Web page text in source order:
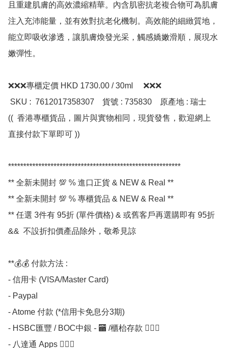
且重建肌膚的高效濃縮精華。內含肌密抗老複合物可為肌膚
注入充沛能量，並有效對抗老化機制。高效能的細緻質地，
能立即吸收滲透，讓肌膚煥發光采，觸感嬌嫩滑順，展現水
嫩彈性。
❌❌❌專櫃定價 HKD 1730.00 / 30ml     ❌❌❌
((  香港專櫃貨品，圖片與實物相同，現貨發售，歡迎網上
直接付款下單即可 ))
*********************************************************
** 全新未開封 💯 % 進口正貨 & NEW & Real **
** 全新未開封 💯 % 專櫃貨品 & NEW & Real **
** 任選 3件有 95折 (單件價格) & 或舊客戶再選購即有 95折
&&  不設折扣價產品除外，敬希見諒
**💰💰 付款方法 :
- 信用卡 (VISA/Master Card)
- Paypal
- Atome 付款 (*信用卡免息分3期)
- HSBC匯豐 / BOC中銀 - 🏧 /櫃枱存款 💁🏼‍♀
- 八達通 Apps 💁🏼‍♀